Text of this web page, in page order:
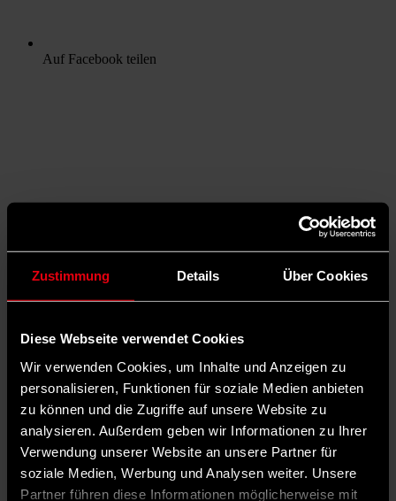
Zustimmung Details Über Cookies
Diese Webseite verwendet Cookies
Wir verwenden Cookies, um Inhalte und Anzeigen zu
personalisieren, Funktionen für soziale Medien anbieten
zu können und die Zugriffe auf unsere Website zu
analysieren. Außerdem geben wir Informationen zu Ihrer
Verwendung unserer Website an unsere Partner für
soziale Medien, Werbung und Analysen weiter. Unsere
Partner führen diese Informationen möglicherweise mit
Auf Facebook teilen
Auf X teilen
Teilen 0 Kommentare Dark Mode